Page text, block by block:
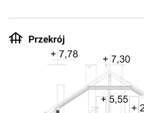
Przekrój